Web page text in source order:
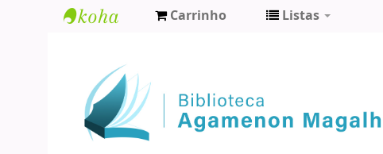
Agamenon
Magalhães
Carrinho Listas